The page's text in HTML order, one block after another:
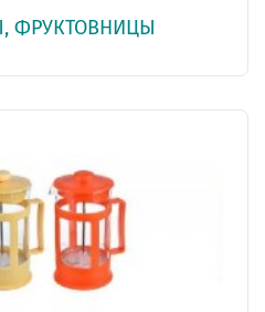
ФРУКТОВНИЦЫ